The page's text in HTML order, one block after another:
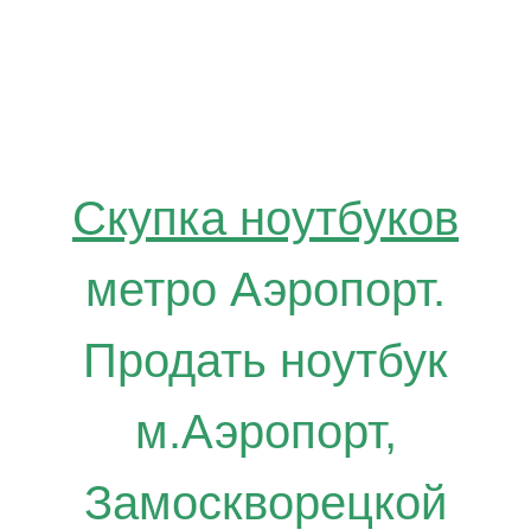
Скупка ноутбуков
метро Аэропорт.
Продать ноутбук
м.Аэропорт,
Замоскворецкой